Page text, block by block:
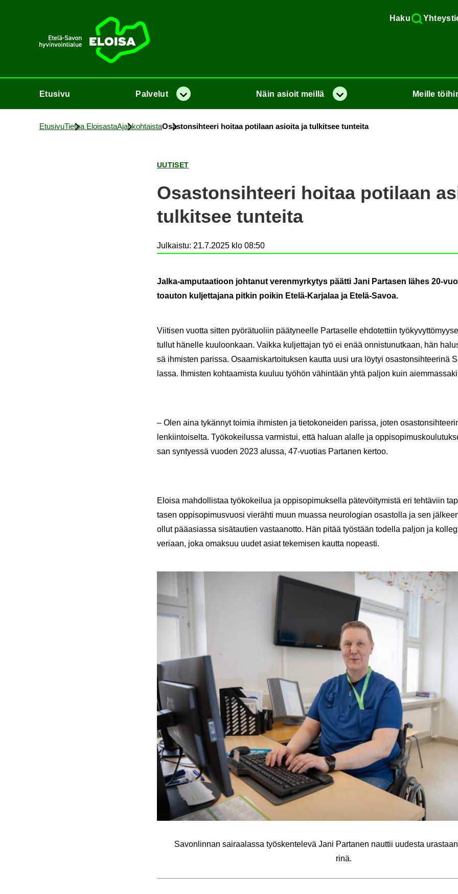
Haku
Etusi­vu
Etusi­vu Pal­ve­lut Va­lik­ko Näin asioit meil­lä Va­lik­ko Meil­le
Etusi­vuTie­toa Eloi­sas­taAjan­koh­tais­taOsas­ton­sih­tee­ri hoi­taa po­ti­laan asioi­ta ja tul­kit­see tun­tei­ta
UU­TI­SET
Osas­ton­sih­tee­ri hoi­taa po­ti­laan
tul­kit­see tun­tei­ta
Julkaistu: 21.7.2025 klo 08:50
Jalka-​amputaatioon joh­ta­nut ve­ren­myr­ky­tys päät­ti Jani Par­ta­sen lähes 20-​
toau­ton kul­jet­ta­ja­na pit­kin poi­kin Etelä-​Karjalaa ja Etelä-​Savoa.
Vii­ti­sen vuot­ta sit­ten pyö­rä­tuo­liin pää­ty­neel­le Par­ta­sel­le eh­do­tet­tiin
tul­lut hä­nel­le kuu­loon­kaan. Vaik­ka kul­jet­ta­jan työ ei enää on­nis­tu­nut­kaan, hän
sä ih­mis­ten pa­ris­sa. Osaa­mis­kar­toi­tuk­sen kaut­ta uusi ura löy­tyi osas­ton­sih­tee­ri­nä
las­sa. Ih­mis­ten koh­taa­mis­ta kuu­luu työ­hön vä­hin­tään yhtä pal­jon kuin
– Olen aina ty­kän­nyt toi­mia ih­mis­ten ja tie­to­ko­nei­den pa­ris­sa, joten
len­kiin­toi­sel­ta. Työ­ko­kei­lus­sa var­mis­tui, että ha­luan alal­le ja
san syn­tyes­sä vuo­den 2023 alus­sa, 47-​vuotias Par­ta­nen ker­too.
Eloi­sa mah­dol­lis­taa työ­ko­kei­lua ja op­pi­so­pi­muk­sel­la pä­te­vöi­ty­mis­tä eri teh­tä­viin
ta­sen op­pi­so­pi­mus­vuo­si vie­räh­ti muun muas­sa neu­ro­lo­gian osas­tol­la ja sen
ollut pää­asias­sa si­sä­tau­tien vas­taan­ot­to. Hän pitää työs­tään to­del­la pal­jon ja
ve­ri­aan, joka omak­suu uudet asiat te­ke­mi­sen kaut­ta no­peas­ti.
Sa­von­lin­nan sai­raa­las­sa työs­ken­te­le­vä Jani Par­ta­nen naut­tii uu­des­ta
ri­nä.